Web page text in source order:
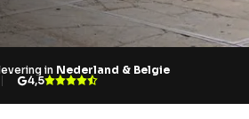
Ophaalservice
in Nederland & Belgie
4,5